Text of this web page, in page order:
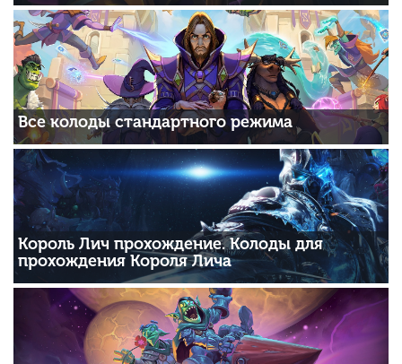
Все колоды стандартного режима
Король Лич прохождение. Колоды для
прохождения Короля Лича